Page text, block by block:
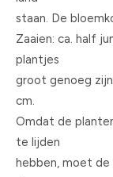
staan. De
Zaaien: ca. half
plantjes
groot genoeg
cm.
Omdat de
te lijden
hebben, moet